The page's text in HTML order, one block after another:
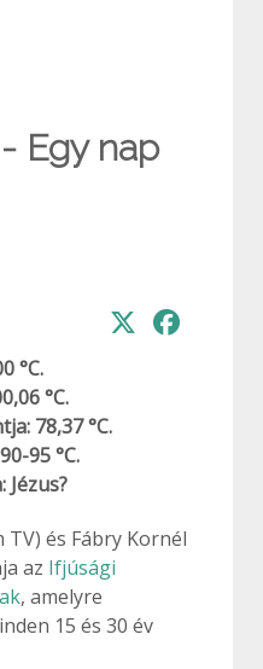
Egy nap
°C.
°C.
78,37 °C.
95 °C.
TV) és Fábry Kornél
az Ifjúsági
, amelyre
15 és 30 év